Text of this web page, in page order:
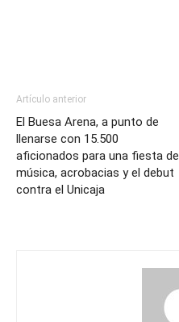
Artículo anterior
El Buesa Arena, a punto de
llenarse con 15.500
aficionados para una fiesta de
música, acrobacias y el debut
contra el Unicaja